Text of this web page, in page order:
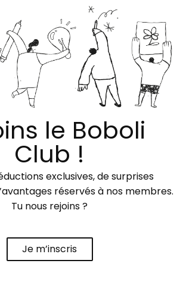
le Boboli
Club !
exclusives, de surprises
réservés à nos membres.
Tu nous rejoins ?
Je m’inscris